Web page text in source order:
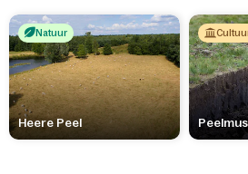
Natuur
Heere Peel